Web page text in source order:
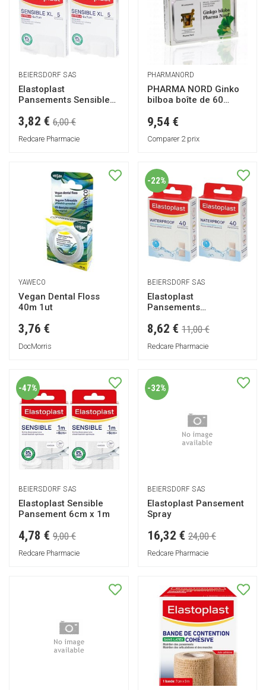
BEIERSDORF SAS
Elastoplast
Pansements Sensibles
7 cm
3,82 € 6,00 €
Redcare Pharmacie
PHARMANORD
PHARMA NORD Ginko
bilboa boîte de 60
9,54 €
Comparer 2 prix
YAWECO
Vegan Dental Floss
40m 1ut
3,76 €
DocMorris
-22%
BEIERSDORF SAS
Elastoplast
Pansements
mm
8,62 € 11,00 €
Redcare Pharmacie
-47%
BEIERSDORF SAS
Elastoplast Sensible
Pansement 6cm x 1m
4,78 € 9,00 €
Redcare Pharmacie
-32%
BEIERSDORF SAS
Elastoplast Pansement
Spray
16,32 € 24,00 €
Redcare Pharmacie